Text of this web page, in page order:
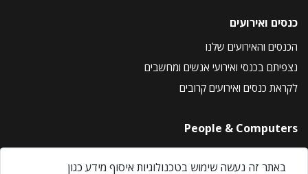
כנסים ואירועים
הכנסים והאירועים שלנו
נצפיתם בכנסי ואירועי אנשים ומחשבים
לקראת כנסים ואירועים קרובים
People & Computers
About Us
באתר זה נעשה שימוש בטכנולוגיות איסוף מידע כגון